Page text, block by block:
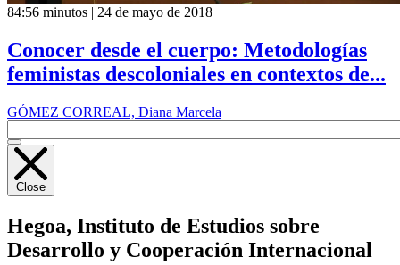
84:56 minutos | 24 de mayo de 2018
Conocer desde el cuerpo: Metodologías
feministas descoloniales en contextos de...
GÓMEZ CORREAL, Diana Marcela
Close
Hegoa, Instituto de Estudios sobre
Desarrollo y Cooperación Internacional